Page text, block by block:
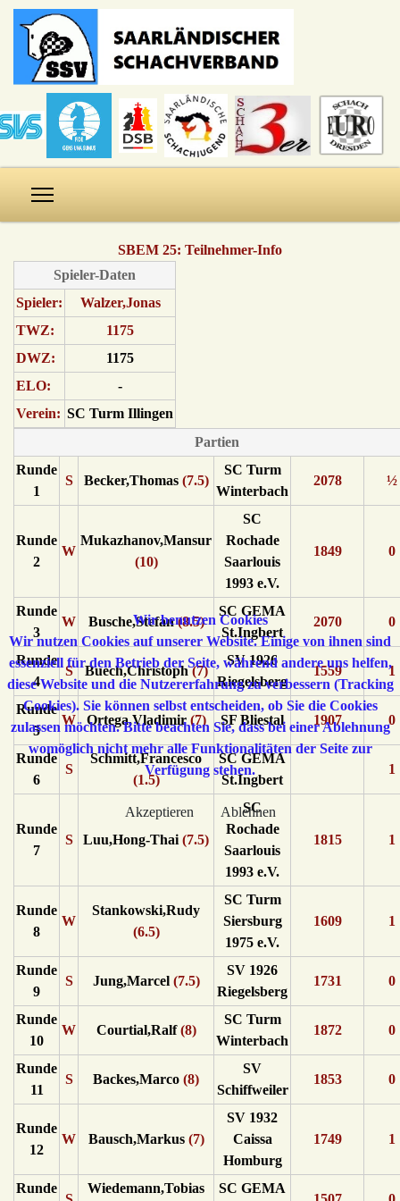
SBEM 25: Teilnehmer-Info
Spieler-Daten
Spieler:
Walzer,Jonas
TWZ:
1175
DWZ:
1175
ELO:
-
Verein: SC Turm Illingen
Partien
Runde
1
S Becker,Thomas(7.5)
SC Turm
Winterbach
2078 ½
Runde
2
W
Mukazhanov,Mansur
(10)
SC
Rochade
Saarlouis
1993 e.V.
1849 0
Runde
3
W Busche,Stefan(8.5)
SC GEMA
St.Ingbert
2070 0
Runde
4
S Buech,Christoph(7)
SV 1926
Riegelsberg
1559 1
Runde
5
W Ortega,Vladimir(7) SF Bliestal 1907 0
Runde
6
S
Schmitt,Francesco
(1.5)
SC GEMA
St.Ingbert
1
Runde
7
S Luu,Hong-Thai (7.5)
SC
Rochade
Saarlouis
1993 e.V.
1815 1
Runde
8
W
Stankowski,Rudy
(6.5)
SC Turm
Siersburg
1975 e.V.
1609 1
Runde
9
S Jung,Marcel(7.5)
SV 1926
Riegelsberg
1731 0
Runde
10
W Courtial,Ralf(8)
SC Turm
Winterbach
1872 0
Runde
11
S Backes,Marco (8)
SV
Schiffweiler
1853 0
Runde
12
W Bausch,Markus(7)
SV 1932
Caissa
Homburg
1749 1
Runde Wiedemann,Tobias SC GEMA
Wir benutzen Cookies
Wir nutzen Cookies auf unserer Website. Einige von ihnen sind
essenziell für den Betrieb der Seite, während andere uns helfen,
diese Website und die Nutzererfahrung zu verbessern (Tracking
Cookies). Sie können selbst entscheiden, ob Sie die Cookies
zulassen möchten. Bitte beachten Sie, dass bei einer Ablehnung
womöglich nicht mehr alle Funktionalitäten der Seite zur
Verfügung stehen.
Akzeptieren Ablehnen